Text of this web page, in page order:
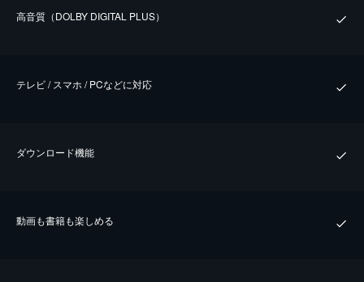
⾼⾳質（DOLBY DIGITAL PLUS）
テレビ / スマホ / PCなどに対応
ダウンロード機能
動画も書籍も楽しめる